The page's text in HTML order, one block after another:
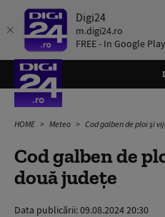
Digi24
m.digi24.ro
FREE - In Google Play
HOME Meteo Cod galben de ploi și
Cod galben de
două județe
Data publicării:09.08.2024 20:30